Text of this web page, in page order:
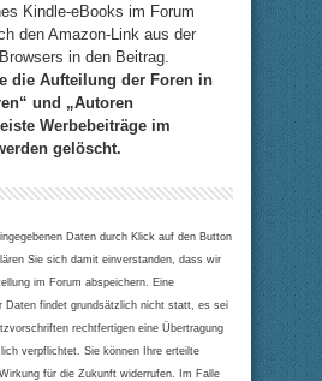
Kindle-eBooks im Forum
den Amazon-Link aus der
in den Beitrag.
die Aufteilung der Foren in
und „Autoren
Werbebeiträge im
gelöscht.
Daten durch Klick auf den Button
Sie sich damit einverstanden, dass wir
im Forum abspeichern. Eine
Daten findet grundsätzlich nicht statt, es sei
rechtfertigen eine Übertragung
verpflichtet. Sie können Ihre erteilte
für die Zukunft widerrufen. Im Falle